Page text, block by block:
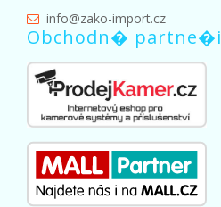
info@zako-import.cz
Obchodn� partne�i